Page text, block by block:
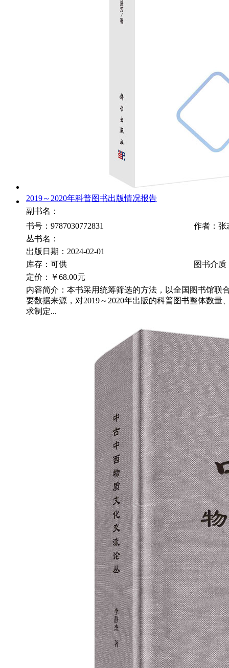
2019～2020年科普图书出版情况报告
副书名：
书号：9787030772831
作者：张
丛书名：
出版日期：2024-02-01
库存：可供
图书介质
定价：
￥68.00元
内容简介：本书采用统筹筛选的方法，以全国图书馆联
要数据来源，对2019～2020年出版的科普图书整体数量
求制定...